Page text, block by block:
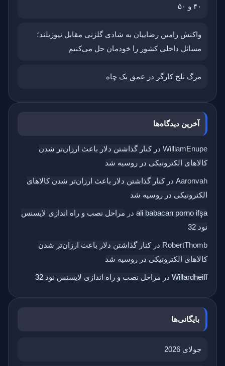
۴۰ و ۵۰
واکنش رامین رضاییان به شادی گلزنی مقابل نیوزیلند؛
مسائل داخلی کشور را خودمان حل می‌کنیم
مرگ تلخ کارگر در عمق یک چاه
آخرین دیدگاه‌ها
WilliamEnupe درکنار گذاشتن دلار باعث ارزان‌تر شدن
کالاهای الکترونیکی در روسیه شد
Aaronvah درکنار گذاشتن دلار باعث ارزان‌تر شدن کالاهای
الکترونیکی در روسیه شد
ali babacan porno ifşa در مراحل نصب و راه اندازی لایسنس
نود 32
RobertThomb درکنار گذاشتن دلار باعث ارزان‌تر شدن
کالاهای الکترونیکی در روسیه شد
Willardheiff در مراحل نصب و راه اندازی لایسنس نود 32
بایگانی‌ها
جولای 2026